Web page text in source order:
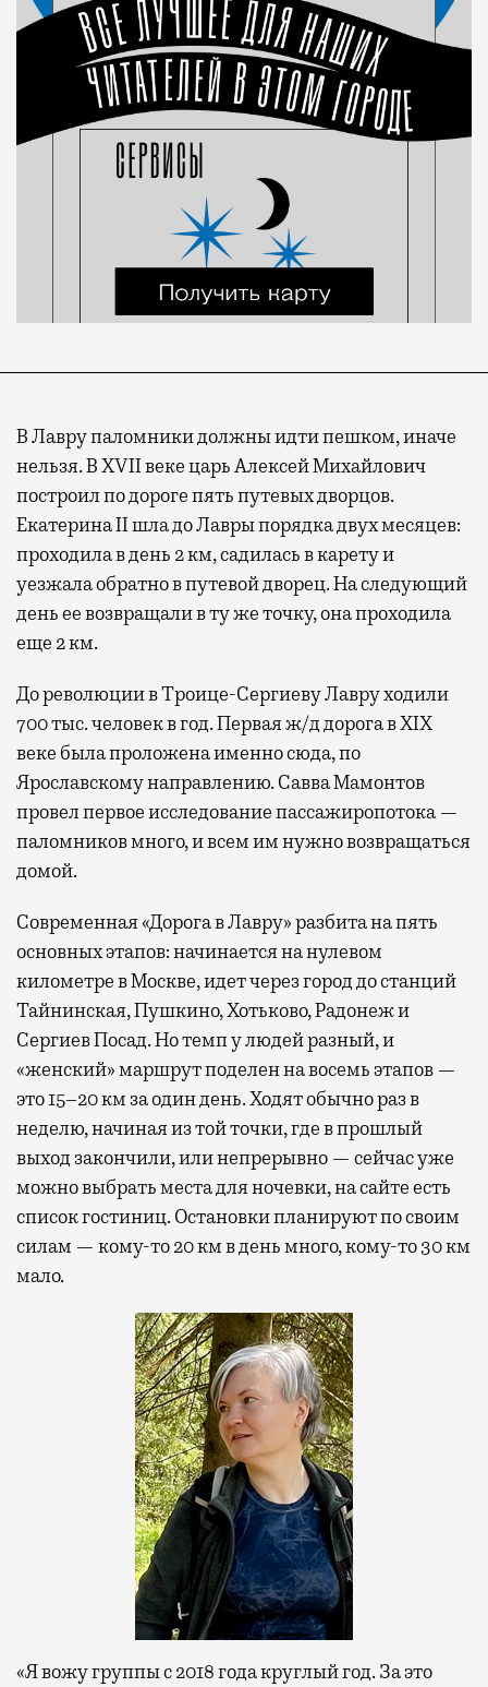
В Лавру паломники должны идти пешком, иначе
нельзя. В XVII веке царь Алексей Михайлович
построил по дороге пять путевых дворцов.
Екатерина II шла до Лавры порядка двух месяцев:
проходила в день 2 км, садилась в карету и
уезжала обратно в путевой дворец. На следующий
день ее возвращали в ту же точку, она проходила
еще 2 км.
До революции в Троице-Сергиеву Лавру ходили
700 тыс. человек в год. Первая ж/д дорога в XIX
веке была проложена именно сюда, по
Ярославскому направлению. Савва Мамонтов
провел первое исследование пассажиропотока —
паломников много, и всем им нужно возвращаться
домой.
Современная «Дорога в Лавру» разбита на пять
основных этапов: начинается на нулевом
километре в Москве, идет через город до станций
Тайнинская, Пушкино, Хотьково, Радонеж и
Сергиев Посад. Но темп у людей разный, и
«женский» маршрут поделен на восемь этапов —
это 15–20 км за один день. Ходят обычно раз в
неделю, начиная из той точки, где в прошлый
выход закончили, или непрерывно — сейчас уже
можно выбрать места для ночевки, на сайте есть
список гостиниц. Остановки планируют по своим
силам — кому-то 20 км в день много, кому-то 30 км
мало.
«Я вожу группы с 2018 года круглый год. За это